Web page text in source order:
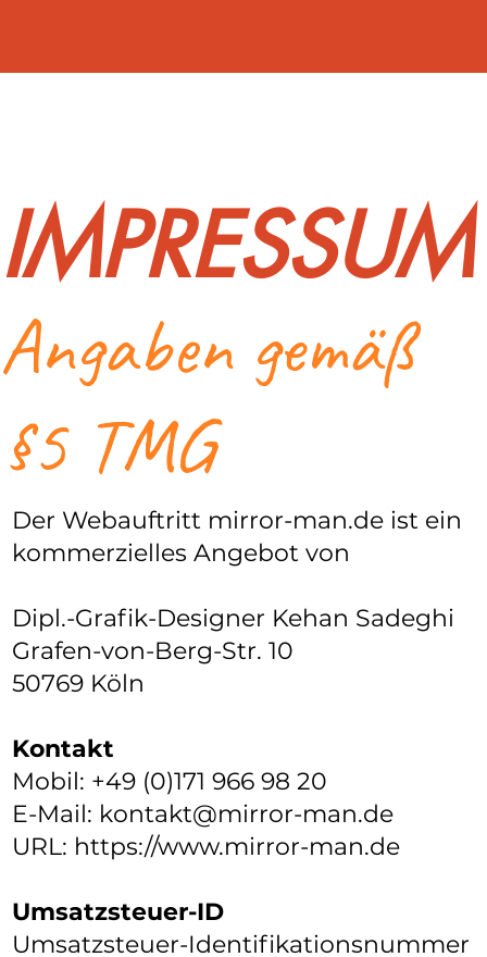
IMPRESSUM
Der Webauftritt mirror-man.de ist ein
kommerzielles Angebot von
Dipl.-Grafik-Designer Kehan Sadeghi
Grafen-von-Berg-Str. 10
50769 Köln
Kontakt
Mobil: +49 (0)171 966 98 20
E-Mail: kontakt@mirror-man.de
URL: https://www.mirror-man.de
Umsatzsteuer-ID
Umsatzsteuer-Identifikationsnummer
Angaben gemäß
§5 TMG